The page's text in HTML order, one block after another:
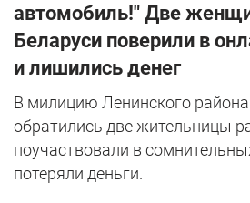
автомобиль!" Две
Беларуси поверили в
и лишились денег
В милицию Ленинского
обратились две жительницы
поучаствовали в
потеряли деньги.